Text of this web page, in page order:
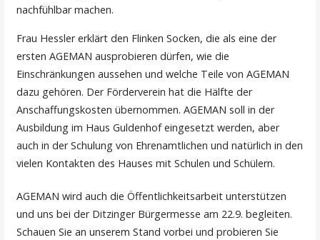
nachfühlbar machen.
Frau Hessler erklärt den Flinken Socken, die als eine der
ersten AGEMAN ausprobieren dürfen, wie die
Einschränkungen aussehen und welche Teile von AGEMAN
dazu gehören. Der Förderverein hat die Hälfte der
Anschaffungskosten übernommen. AGEMAN soll in der
Ausbildung im Haus Guldenhof eingesetzt werden, aber
auch in der Schulung von Ehrenamtlichen und natürlich in den
vielen Kontakten des Hauses mit Schulen und Schülern.
AGEMAN wird auch die Öffentlichkeitsarbeit unterstützen
und uns bei der Ditzinger Bürgermesse am 22.9. begleiten.
Schauen Sie an unserem Stand vorbei und probieren Sie